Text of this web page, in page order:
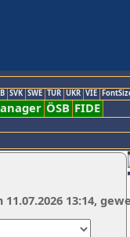
SVK SWE TUR UKR VIE
ÖSB FIDE
13:14,